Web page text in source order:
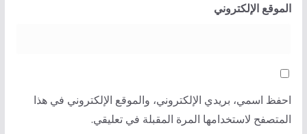
الموقع الإلكتروني
احفظ اسمي، بريدي الإلكتروني، والموقع الإلكتروني في هذا
المتصفح لاستخدامها المرة المقبلة في تعليقي.